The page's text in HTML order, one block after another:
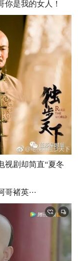
你是我的女人！
视剧却简直“夏冬
褚英···